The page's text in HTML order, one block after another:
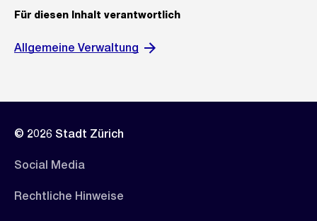
Für diesen Inhalt verantwortlich
Allgemeine Verwaltung
© 2026 Stadt Zürich
Social Media
Rechtliche Hinweise